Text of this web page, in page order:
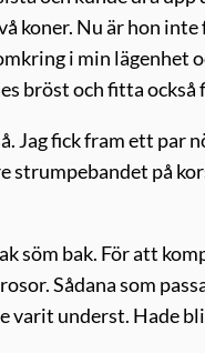
koner. Nu är hon
i min lägenhet
bröst och fitta också
Jag fick fram ett par
strumpebandet på
söm bak. För att
Sådana som
varit underst. Hade